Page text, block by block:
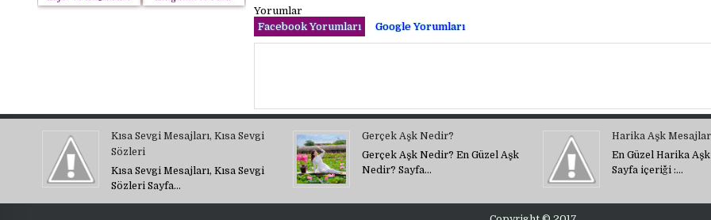
Sözleri
Sözleri
Yorumlar
Facebook Yorumları
Google Yorumları
Kısa Sevgi Mesajları, Kısa Sevgi
Sözleri
Kısa Sevgi Mesajları, Kısa Sevgi
Sözleri Sayfa…
Gerçek Aşk Nedir?
Gerçek Aşk Nedir? En Güzel Aşk
Nedir? Sayfa…
Harika Aşk
En Güzel Harika
Sayfa içeriği :…